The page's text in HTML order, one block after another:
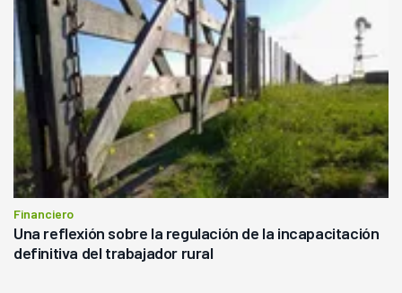
Financiero
Una reflexión sobre la regulación de la incapacitación
definitiva del trabajador rural